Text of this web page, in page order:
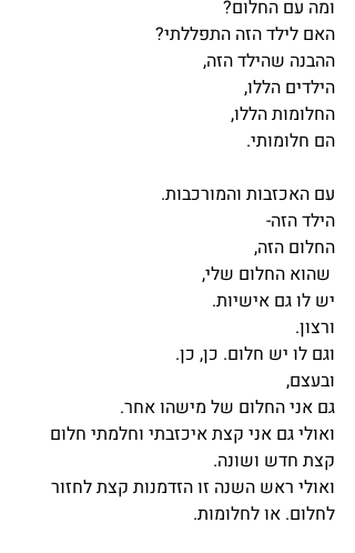
ומה עם החלום?
האם לילד הזה התפללתי?
ההבנה שהילד הזה,
הילדים הללו,
החלומות הללו,
הם חלומותי.
עם האכזבות והמורכבות.
הילד הזה-
החלום הזה,
שהוא החלום שלי,
יש לו גם אישיות.
ורצון.
וגם לו יש חלום. כן, כן.
ובעצם,
גם אני החלום של מישהו אחר.
ואולי גם אני קצת איכזבתי וחלמתי חלום
קצת חדש ושונה.
ואולי ראש השנה זו הזדמנות קצת לחזור
לחלום. או לחלומות.